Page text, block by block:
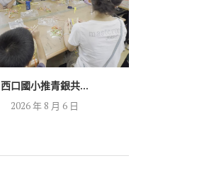
西口國小推青銀共...
2026 年 8 月 6 日